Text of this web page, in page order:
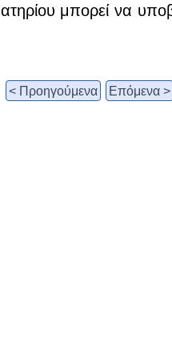
μπορεί να
< Προηγούμενα Επόμενα >